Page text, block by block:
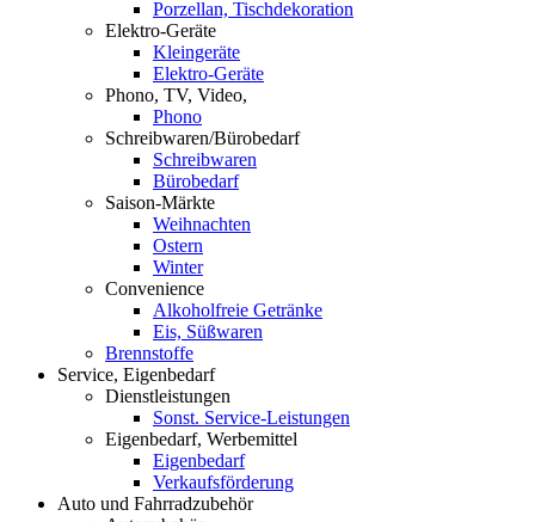
Porzellan, Tischdekoration
Elektro-Geräte
Kleingeräte
Elektro-Geräte
Phono, TV, Video,
Phono
Schreibwaren/Bürobedarf
Schreibwaren
Bürobedarf
Saison-Märkte
Weihnachten
Ostern
Winter
Convenience
Alkoholfreie Getränke
Eis, Süßwaren
Brennstoffe
Service, Eigenbedarf
Dienstleistungen
Sonst. Service-Leistungen
Eigenbedarf, Werbemittel
Eigenbedarf
Verkaufsförderung
Auto und Fahrradzubehör